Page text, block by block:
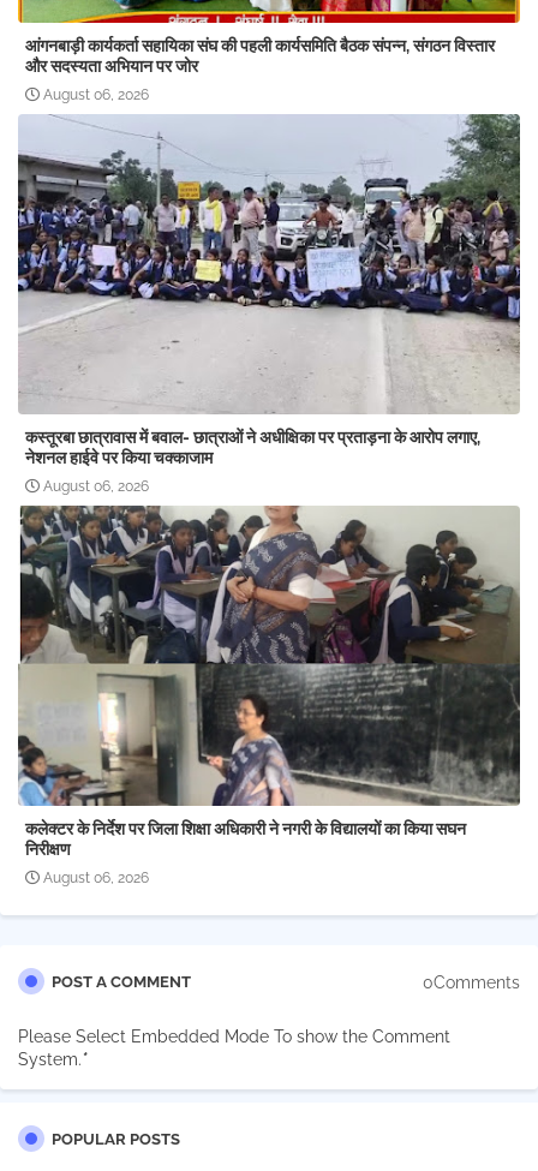
आंगनबाड़ी कार्यकर्ता सहायिका संघ की पहली कार्यसमिति बैठक संपन्न, संगठन विस्तार
और सदस्यता अभियान पर जोर
August 06, 2026
कस्तूरबा छात्रावास में बवाल- छात्राओं ने अधीक्षिका पर प्रताड़ना के आरोप लगाए,
नेशनल हाईवे पर किया चक्काजाम
August 06, 2026
कलेक्टर के निर्देश पर जिला शिक्षा अधिकारी ने नगरी के विद्यालयों का किया सघन
निरीक्षण
August 06, 2026
POST A COMMENT 0Comments
Please Select Embedded Mode To show the Comment
System.*
POPULAR POSTS